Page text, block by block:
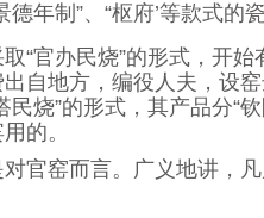
德年制”、“枢府’等款式的
官办民烧”的形式，开始
自地方，编役人夫，设
民烧”的形式，其产品分“
的。
窑而言。广义地讲，凡